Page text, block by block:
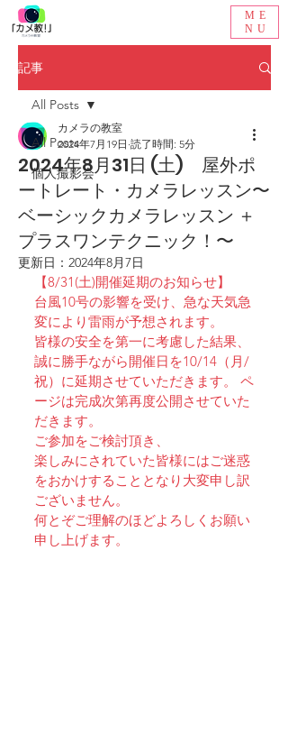
ME
NU
記事
All Posts
個人撮影会
All Posts
2024年8月31日 (土) 屋外ポ
ートレート・カメラレッスン〜
ベーシックカメラレッスン ＋
プラスワンテクニック！〜
カメラの教室
2024年7月19日 読了時間: 5分
更新日： 2024年8月7日
【8/31(土)開催延期のお知らせ】
台風10号の影響を受け、急な天気急
変により雷雨が予想されます。
皆様の安全を第一に考慮した結果、
誠に勝手ながら開催日を10/14（月/
祝）に延期させていただきます。 ペ
ージは完成次第再度公開させていた
だきます。
ご参加をご検討頂き、
楽しみにされていた皆様にはご迷惑
をおかけすることとなり大変申し訳
ございません。
何とぞご理解のほどよろしくお願い
申し上げます。